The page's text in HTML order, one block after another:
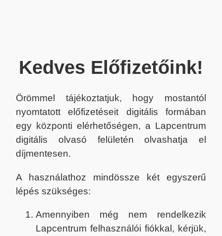
Kedves Előfizetőink!
Örömmel tájékoztatjuk, hogy mostantól
nyomtatott előfizetéseit digitális formában
egy központi elérhetőségen, a Lapcentrum
digitális olvasó felületén olvashatja el
díjmentesen.
A használathoz mindössze két egyszerű
lépés szükséges:
Amennyiben még nem rendelkezik
Lapcentrum felhasználói fiókkal, kérjük,